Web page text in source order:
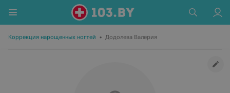
Коррекция нарощенных ногтей • Додолева Валерия